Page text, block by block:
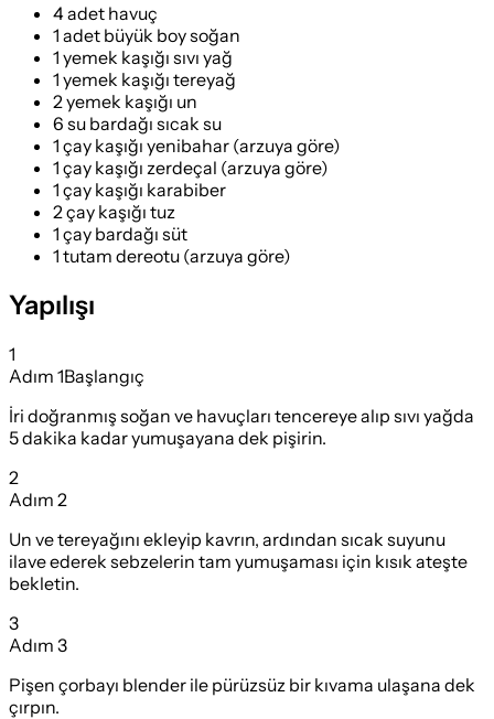
4 adet havuç
1 adet büyük boy soğan
1 yemek kaşığı sıvı yağ
1 yemek kaşığı tereyağ
2 yemek kaşığı un
6 su bardağı sıcak su
1 çay kaşığı yenibahar (arzuya göre)
1 çay kaşığı zerdeçal (arzuya göre)
1 çay kaşığı karabiber
2 çay kaşığı tuz
1 çay bardağı süt
1 tutam dereotu (arzuya göre)
Yapılışı
1
Adım 1Başlangıç
İri doğranmış soğan ve havuçları tencereye alıp sıvı yağda
5 dakika kadar yumuşayana dek pişirin.
2
Adım 2
Un ve tereyağını ekleyip kavrın, ardından sıcak suyunu
ilave ederek sebzelerin tam yumuşaması için kısık ateşte
bekletin.
3
Adım 3
Pişen çorbayı blender ile pürüzsüz bir kıvama ulaşana dek
çırpın.